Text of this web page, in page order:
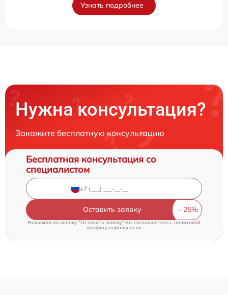
Узнать подробнее
Нужна консультация?
Закажите бесплатную консультацию
Бесплатная консультация со
специалистом
Оставить заявку
Нажимая на кнопку "Оставить заявку" Вы соглашаетесь cполитикой
конфиденциальности